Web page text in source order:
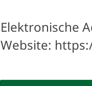
Elektronische
Website: